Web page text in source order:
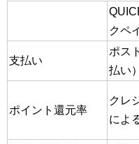
クペ
支払い
ポス
払い）
ポイント還元率
クレ
によ